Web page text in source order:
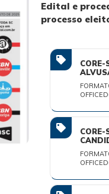
Edital e
processo
CORE-
CORE-